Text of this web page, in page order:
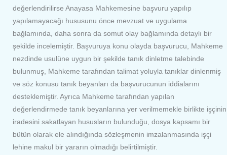
değerlendirilirse Anayasa Mahkemesine başvuru yapılıp
yapılamayacağı hususunu önce mevzuat ve uygulama
bağlamında, daha sonra da somut olay bağlamında detaylı bir
şekilde incelemiştir. Başvuruya konu olayda başvurucu, Mahkeme
nezdinde usulüne uygun bir şekilde tanık dinletme talebinde
bulunmuş, Mahkeme tarafından talimat yoluyla tanıklar dinlenmiş
ve söz konusu tanık beyanları da başvurucunun iddialarını
desteklemiştir. Ayrıca Mahkeme tarafından yapılan
değerlendirmede tanık beyanlarına yer verilmemekle birlikte işçinin
iradesini sakatlayan hususların bulunduğu, dosya kapsamı bir
bütün olarak ele alındığında sözleşmenin imzalanmasında işçi
lehine makul bir yararın olmadığı belirtilmiştir.